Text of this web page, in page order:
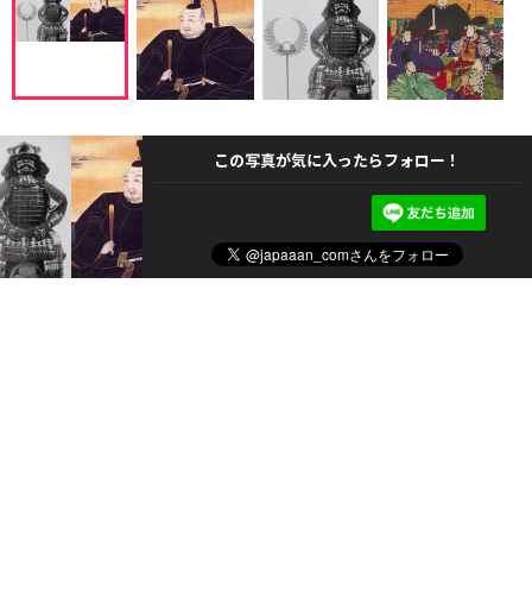
この写真が気に入ったらフォロー！